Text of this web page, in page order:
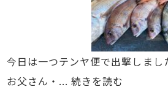
今日は一つテンヤ便で出撃しまし
お父さん・...続きを読む